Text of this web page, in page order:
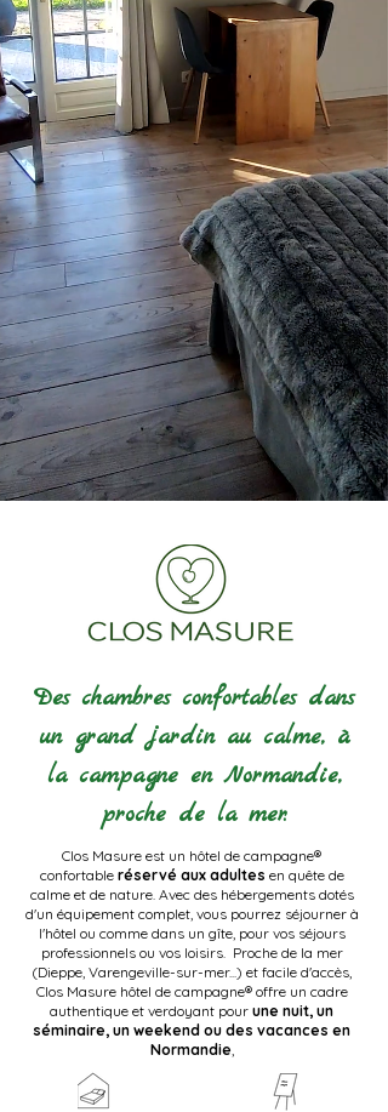
Des chambres confortables dans
un grand jardin au calme, à
la campagne en Normandie,
proche de la mer.
Clos Masure est un hôtel de campagne®
confortable réservé aux adultes en quête de
calme et de nature. Avec des hébergements dotés
d'un équipement complet, vous pourrez séjourner à
l'hôtel ou comme dans un gîte, pour vos séjours
professionnels ou vos loisirs. Proche de la mer
(Dieppe, Varengeville-sur-mer...) et facile d'accès,
Clos Masure hôtel de campagne® offre un cadre
authentique et verdoyant pour une nuit, un
séminaire, un weekend ou des vacances en
Normandie,